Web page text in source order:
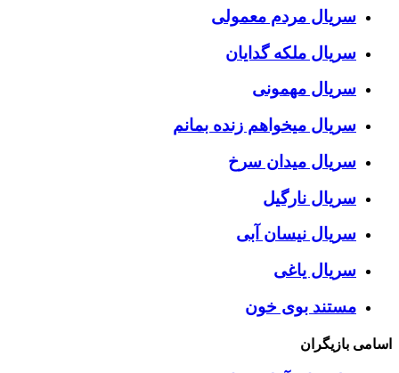
سریال مردم معمولی
سریال ملکه گدایان
سریال مهمونی
سریال میخواهم زنده بمانم
سریال میدان سرخ
سریال نارگیل
سریال نیسان آبی
سریال یاغی
مستند بوی خون
اسامی بازیگران